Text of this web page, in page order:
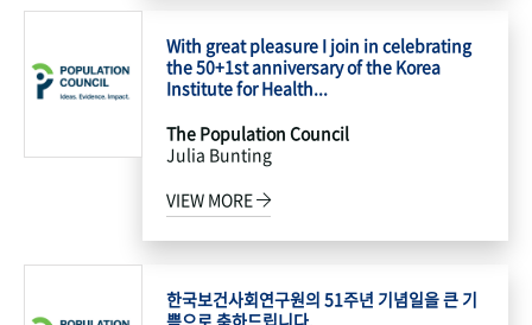
With great pleasure I join in celebrating
the 50+1st anniversary of the Korea
Institute for Health...
The Population Council
Julia Bunting
VIEW MORE
한국보건사회연구원의 51주년 기념일을 큰 기